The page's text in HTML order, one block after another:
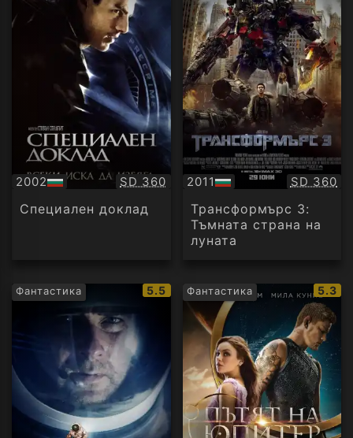
2002
БГ
аудио
Качество:
SD 360
Специален доклад
2011
БГ
аудио
SD 360
Трансформърс 3:
Тъмната страна на
луната
Фантастика
IMDb
рейтинг:
5.5 Фантастика
IMDb
5.3